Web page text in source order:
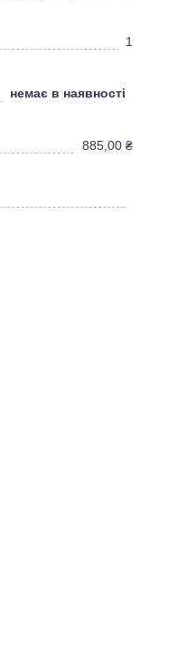
1
немає в наявності
885,00 ₴